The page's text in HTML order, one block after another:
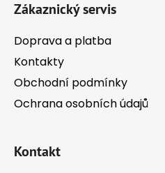
Zákaznický servis
Doprava a platba
Kontakty
Obchodní podmínky
Ochrana osobních údajů
Kontakt